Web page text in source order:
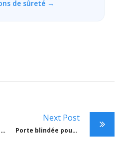
de sûreté →
Cambriolage ou vol dans mon bureau de tabac : que faire ?
Next Post
Porte blindée pour bureau de tabac : Sécuriser sa réserve